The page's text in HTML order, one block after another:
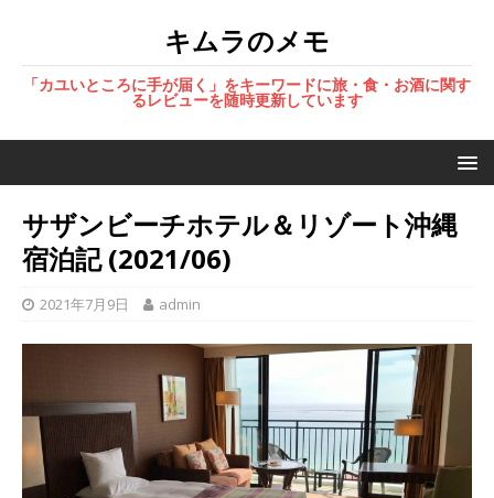
キムラのメモ
「カユいところに手が届く」をキーワードに旅・食・お酒に関す
るレビューを随時更新しています
サザンビーチホテル＆リゾート沖縄
宿泊記 (2021/06)
2021年7月9日 admin